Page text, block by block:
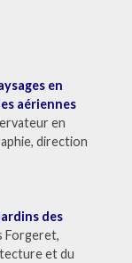
en
aériennes
en
direction
des
Forgeret,
et du